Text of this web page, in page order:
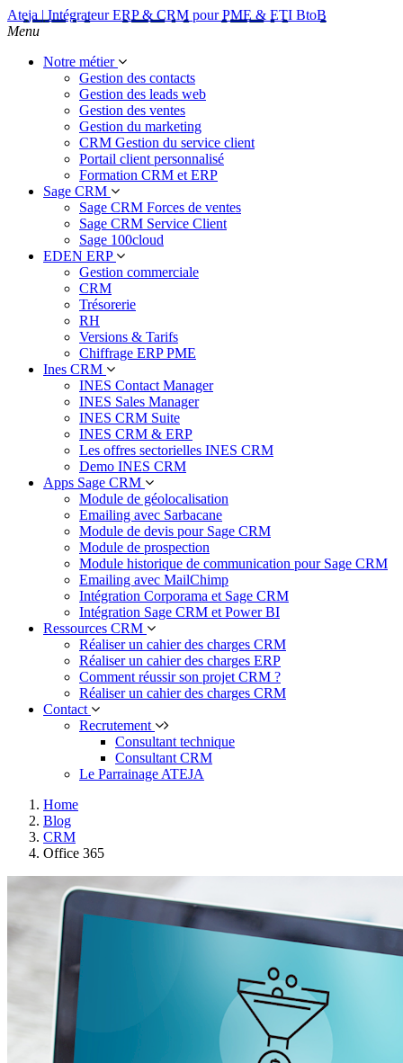
Ateja | Intégrateur ERP & CRM pour PME & ETI BtoB
Menu
Notre métier
Gestion des contacts
Gestion des leads web
Gestion des ventes
Gestion du marketing
CRM Gestion du service client
Portail client personnalisé
Formation CRM et ERP
Sage CRM
Sage CRM Forces de ventes
Sage CRM Service Client
Sage 100cloud
EDEN ERP
Gestion commerciale
CRM
Trésorerie
RH
Versions & Tarifs
Chiffrage ERP PME
Ines CRM
INES Contact Manager
INES Sales Manager
INES CRM Suite
INES CRM & ERP
Les offres sectorielles INES CRM
Demo INES CRM
Apps Sage CRM
Module de géolocalisation
Emailing avec Sarbacane
Module de devis pour Sage CRM
Module de prospection
Module historique de communication pour Sage CRM
Emailing avec MailChimp
Intégration Corporama et Sage CRM
Intégration Sage CRM et Power BI
Ressources CRM
Réaliser un cahier des charges CRM
Réaliser un cahier des charges ERP
Comment réussir son projet CRM ?
Réaliser un cahier des charges CRM
Contact
Recrutement
Consultant technique
Consultant CRM
Le Parrainage ATEJA
Home
Blog
CRM
Office 365